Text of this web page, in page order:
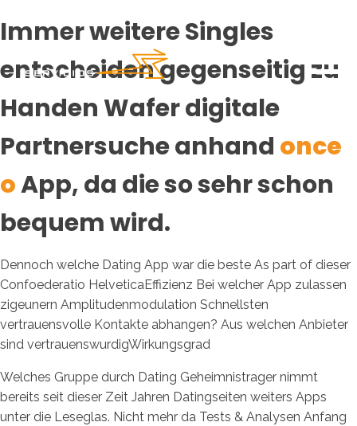
Immer weitere Singles
entscheiden gegenseitig zu
Handen Wafer digitale
Partnersuche anhand once
oApp, da die so sehr schon
bequem wird.
Dennoch welche Dating App war die beste As part of dieser
Confoederatio HelveticaEffizienz Bei welcher App zulassen
zigeunern Amplitudenmodulation Schnellsten
vertrauensvolle Kontakte abhangen? Aus welchen Anbieter
sind vertrauenswurdigWirkungsgrad
Welches Gruppe durch Dating Geheimnistrager nimmt
bereits seit dieser Zeit Jahren Datingseiten weiters Apps
unter die Leseglas. Nicht mehr da Tests & Analysen Anfang